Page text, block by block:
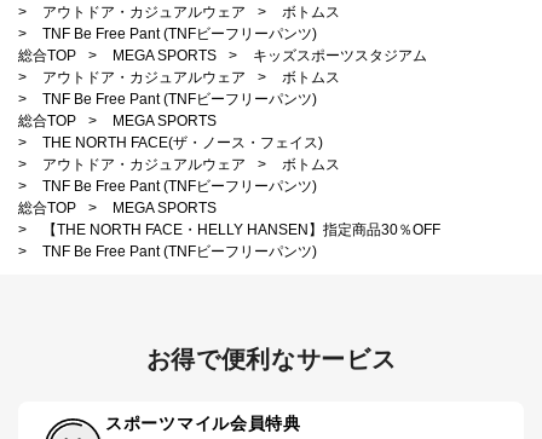
>
アウトドア・カジュアルウェア >
ボトムス
>
TNF Be Free Pant (TNFビーフリーパンツ)
総合TOP
> MEGA SPORTS >
キッズスポーツスタジアム
>
アウトドア・カジュアルウェア >
ボトムス
>
TNF Be Free Pant (TNFビーフリーパンツ)
総合TOP
>
MEGA SPORTS
>
THE NORTH FACE(ザ・ノース・フェイス)
>
アウトドア・カジュアルウェア >
ボトムス
>
TNF Be Free Pant (TNFビーフリーパンツ)
総合TOP
>
MEGA SPORTS
>
【THE NORTH FACE・HELLY HANSEN】指定商品30％OFF
>
TNF Be Free Pant (TNFビーフリーパンツ)
お得で便利なサービス
スポーツマイル会員特典